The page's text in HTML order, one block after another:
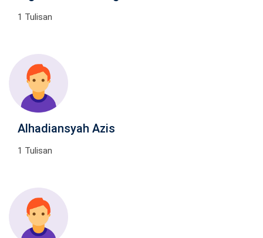
1 Tulisan
Alhadiansyah Azis
1 Tulisan